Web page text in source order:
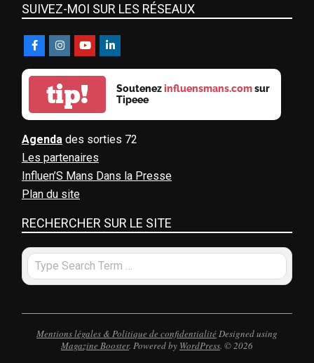
SUIVEZ-MOI SUR LES RÉSEAUX
tip! Soutenezinfluensmans.comsur
Tipeee
Agenda des sorties 72
Les partenaires
Influen’S Mans Dans la Presse
Plan du site
RECHERCHER SUR LE SITE
Search
Mentions légales & Politique de confidentialitéDesigned using
Magazine Booster. Powered by WordPress. © 2026